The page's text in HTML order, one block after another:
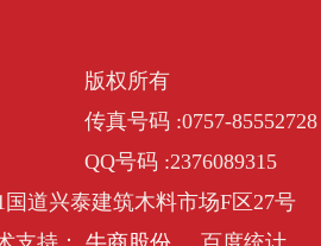
版权所有
传真号码 :0757-85552728
QQ号码 :2376089315
道兴泰建筑木料市场F区27号